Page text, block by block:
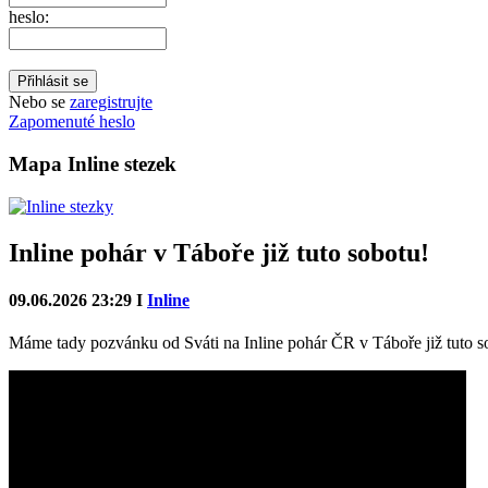
heslo:
Nebo se zaregistrujte
Zapomenuté heslo
Mapa Inline stezek
Inline pohár v Táboře již tuto sobotu!
09.06.2026 23:29 I Inline
Máme tady pozvánku od Sváti na Inline pohár ČR v Táboře již tuto